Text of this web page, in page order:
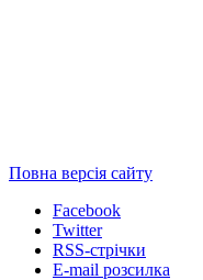
Повна версія сайту
Facebook
Twitter
RSS-стрічки
E-mail розсилка